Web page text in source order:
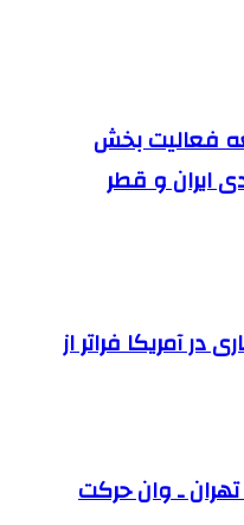
فعالیت بخش
ایران و قطر
در آمریکا فراتر از
تهران ـ وان حرکت